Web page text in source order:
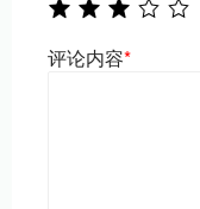
评论内容*